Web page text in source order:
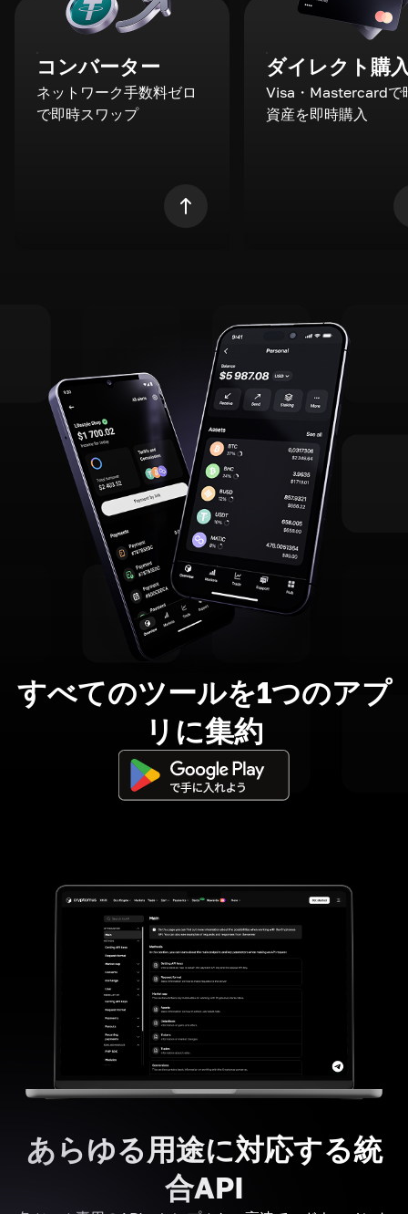
コンバーター
ネットワーク手数料ゼロ
で即時スワップ
ダイレクト購
Visa・Mastercardで
資産を即時購入
すべてのツールを1つのアプ
リに集約
あらゆる用途に対応する統
合API